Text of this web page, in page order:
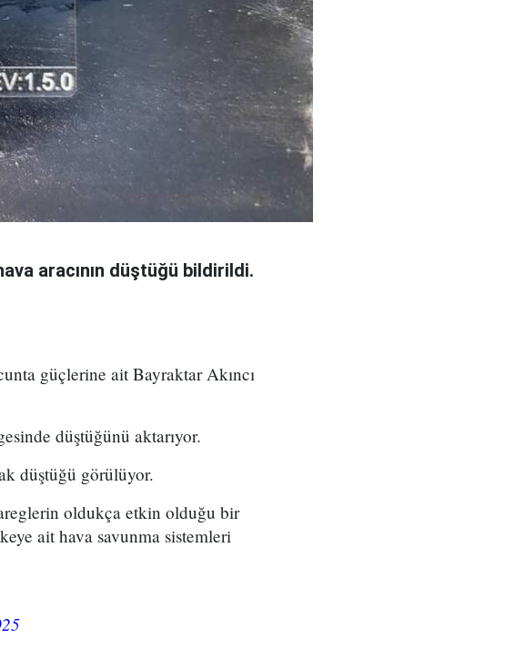
aracının düştüğü bildirildi.
güçlerine ait Bayraktar Akıncı
düştüğünü aktarıyor.
düştüğü görülüyor.
oldukça etkin olduğu bir
ait hava savunma sistemleri